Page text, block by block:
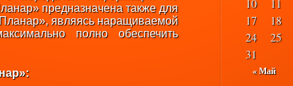
предназначена также для
являясь наращиваемой
полно обеспечить
« Май
10
11
17
18
24
25
31